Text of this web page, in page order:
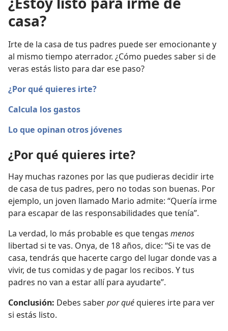
casa?
Irte de la casa de tus padres puede ser emocionante y
al mismo tiempo aterrador. ¿Cómo puedes saber si de
veras estás listo para dar ese paso?
¿Por qué quieres irte?
Calcula los gastos
Lo que opinan otros jóvenes
¿Por qué quieres irte?
Hay muchas razones por las que pudieras decidir irte
de casa de tus padres, pero no todas son buenas. Por
ejemplo, un joven llamado Mario admite: “Quería irme
para escapar de las responsabilidades que tenía”.
La verdad, lo más probable es que tengas menos
libertad si te vas. Onya, de 18 años, dice: “Si te vas de
casa, tendrás que hacerte cargo del lugar donde vas a
vivir, de tus comidas y de pagar los recibos. Y tus
padres no van a estar allí para ayudarte”.
Conclusión: Debes saberpor quéquieres irte para ver
si estás listo.